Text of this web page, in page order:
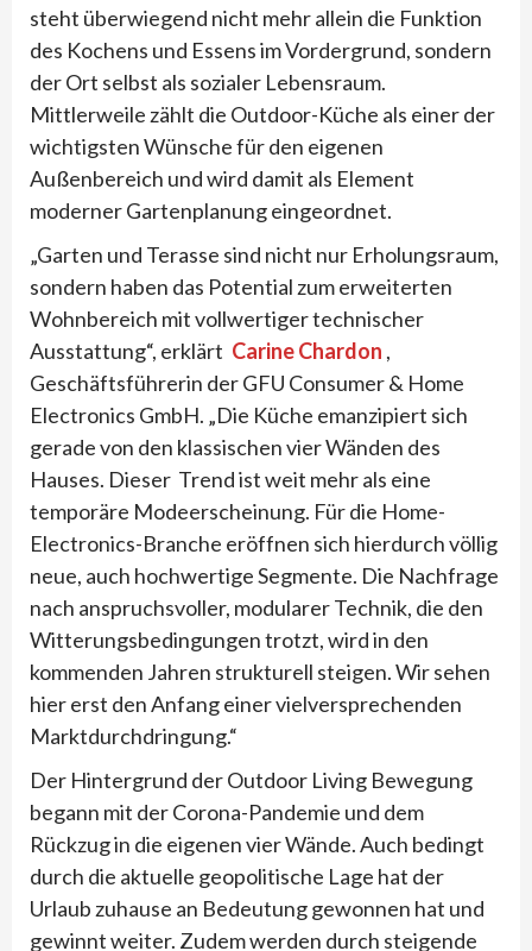
steht überwiegend nicht mehr allein die Funktion
des Kochens und Essens im Vordergrund, sondern
der Ort selbst als sozialer Lebensraum.
Mittlerweile zählt die Outdoor-Küche als einer der
wichtigsten Wünsche für den eigenen
Außenbereich und wird damit als Element
moderner Gartenplanung eingeordnet.
„Garten und Terasse sind nicht nur Erholungsraum,
sondern haben das Potential zum erweiterten
Wohnbereich mit vollwertiger technischer
Ausstattung“, erklärt Carine Chardon ,
Geschäftsführerin der GFU Consumer & Home
Electronics GmbH. „Die Küche emanzipiert sich
gerade von den klassischen vier Wänden des
Hauses. Dieser Trend ist weit mehr als eine
temporäre Modeerscheinung. Für die Home-
Electronics-Branche eröffnen sich hierdurch völlig
neue, auch hochwertige Segmente. Die Nachfrage
nach anspruchsvoller, modularer Technik, die den
Witterungsbedingungen trotzt, wird in den
kommenden Jahren strukturell steigen. Wir sehen
hier erst den Anfang einer vielversprechenden
Marktdurchdringung.“
Der Hintergrund der Outdoor Living Bewegung
begann mit der Corona-Pandemie und dem
Rückzug in die eigenen vier Wände. Auch bedingt
durch die aktuelle geopolitische Lage hat der
Urlaub zuhause an Bedeutung gewonnen hat und
gewinnt weiter. Zudem werden durch steigende